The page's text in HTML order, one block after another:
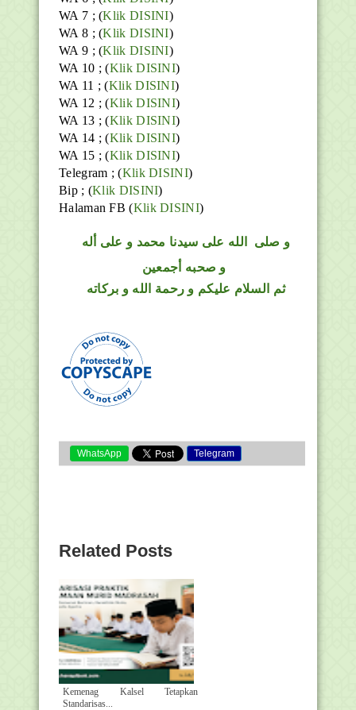
WA 7 ; (Klik DISINI)
WA 8 ; (Klik DISINI)
WA 9 ; (Klik DISINI)
WA 10 ; (Klik DISINI)
WA 11 ; (Klik DISINI)
WA 12 ; (Klik DISINI)
WA 13 ; (Klik DISINI)
WA 14 ; (Klik DISINI)
WA 15 ; (Klik DISINI)
Telegram ;(Klik DISINI)
Bip ; (Klik DISINI)
Halaman FB(Klik DISINI)
و صلى الله على سيدنا محمد و على أله
و صحبه أجمعين
ثم السلام عليكم و رحمة الله و بركاته
WhatsApp Telegram
Related Posts
Kemenag Kalsel Tetapkan
Standarisas...